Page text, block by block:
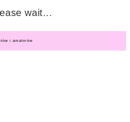
wait...
i amatorów